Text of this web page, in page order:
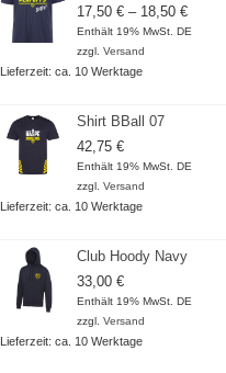
17,50 € – 18,50 €
17,50 €
Enthält 19% MwSt. DE
zzgl. Versand
Lieferzeit: ca. 10 Werktage
Shirt BBall 07
42,75 €
Enthält 19% MwSt. DE
zzgl. Versand
Lieferzeit: ca. 10 Werktage
Club Hoody Navy
33,00 €
Enthält 19% MwSt. DE
zzgl. Versand
Lieferzeit: ca. 10 Werktage